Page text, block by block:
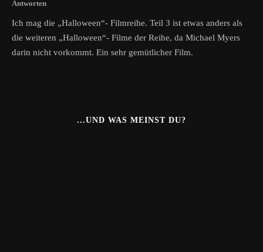
Antworten
Ich mag die „Halloween“- Filmreihe. Teil 3 ist etwas anders als
die weiteren „Halloween“- Filme der Reihe, da Michael Myers
darin nicht vorkommt. Ein sehr gemütlicher Film.
...UND WAS MEINST DU?